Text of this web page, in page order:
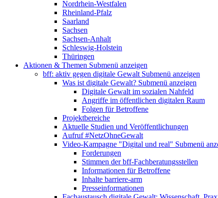
Nordrhein-Westfalen
Rheinland-Pfalz
Saarland
Sachsen
Sachsen-Anhalt
Schleswig-Holstein
Thüringen
Aktionen & Themen Submenü anzeigen
bff: aktiv gegen digitale Gewalt Submenü anzeigen
Was ist digitale Gewalt? Submenü anzeigen
Digitale Gewalt im sozialen Nahfeld
Angriffe im öffentlichen digitalen Raum
Folgen für Betroffene
Projektbereiche
Aktuelle Studien und Veröffentlichungen
Aufruf #NetzOhneGewalt
Video-Kampagne "Digital und real" Submenü
Forderungen
Stimmen der bff-Fachberatungsstellen
Informationen für Betroffene
Inhalte barriere-arm
Presseinformationen